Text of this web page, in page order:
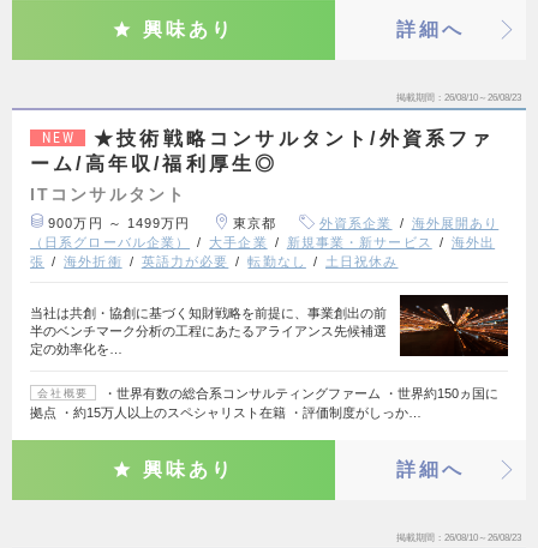
興味あり 詳細へ
掲載期間 26/08/10～26/08/23
NEW
★技術戦略コンサルタント/外資系ファ
ーム/高年収/福利厚生◎
ITコンサルタント
900万円 ～ 1499万円 東京都 外資系企業
海外展開あり
（日系グローバル企業）
大手企業 新規事業・新サービス
海外出
張
海外折衝 英語力が必要 転勤なし 土日祝休み
当社は共創・協創に基づく知財戦略を前提に、事業創出の前
半のベンチマーク分析の工程にあたるアライアンス先候補選
定の効率化を…
会社概要
・世界有数の総合系コンサルティングファーム ・世界約150ヵ国に
拠点 ・約15万人以上のスペシャリスト在籍 ・評価制度がしっか…
興味あり 詳細へ
掲載期間 26/08/10～26/08/23